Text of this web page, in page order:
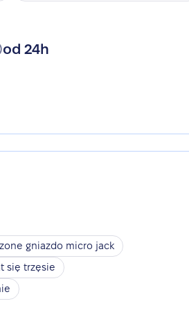
od 24h
gniazdo micro jack
się trzęsie